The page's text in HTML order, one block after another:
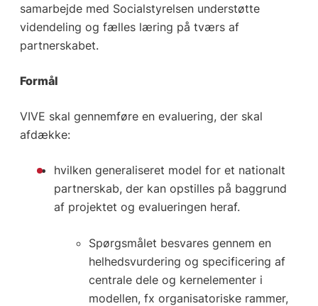
samarbejde med Socialstyrelsen understøtte
videndeling og fælles læring på tværs af
partnerskabet.
Formål
VIVE skal gennemføre en evaluering, der skal
afdække:
hvilken generaliseret model for et nationalt
partnerskab, der kan opstilles på baggrund
af projektet og evalueringen heraf.
Spørgsmålet besvares gennem en
helhedsvurdering og specificering af
centrale dele og kernelementer i
modellen, fx organisatoriske rammer,